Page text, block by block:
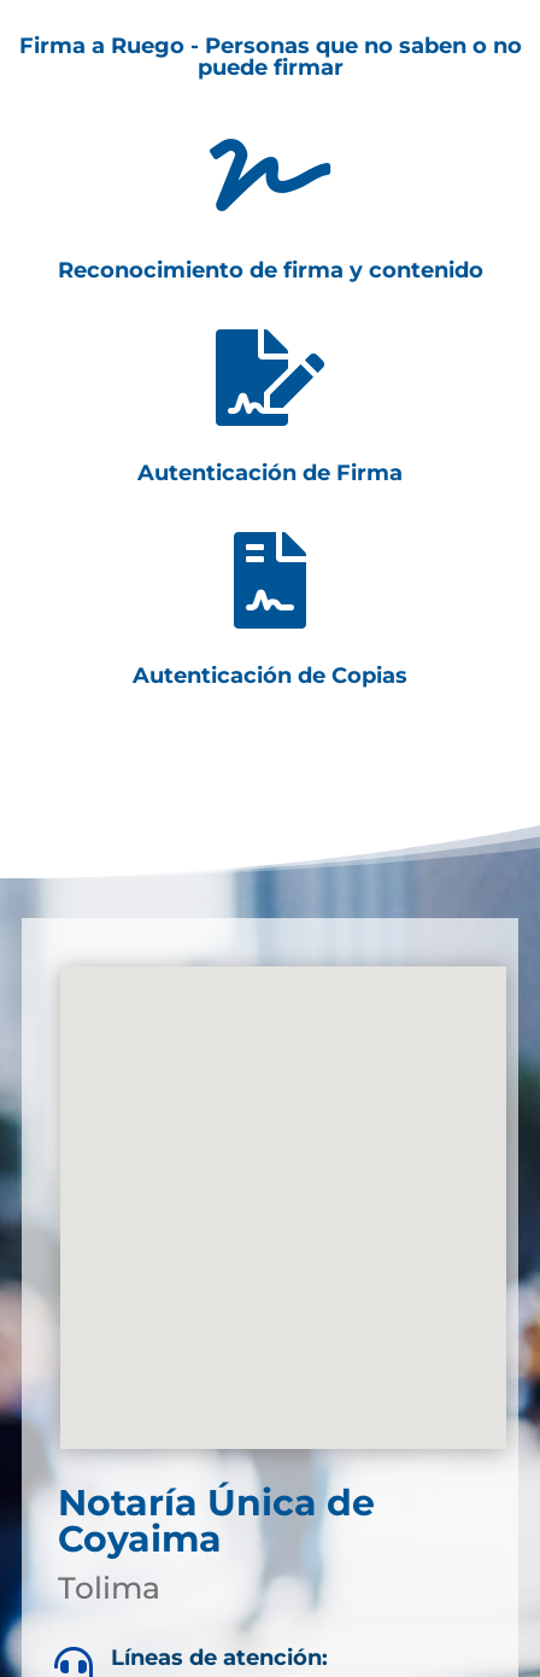
Firma a Ruego - Personas que no saben o no
puede firmar

Reconocimiento de firma y contenido

Autenticación de Firma

Autenticación de Copias
Notaría Única de
Coyaima
Tolima
 Líneas de atención: